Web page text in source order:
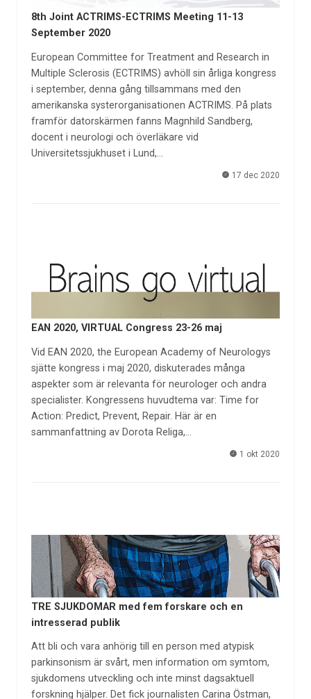
8th Joint ACTRIMS-ECTRIMS Meeting 11-13
September 2020
European Committee for Treatment and Research in
Multiple Sclerosis (ECTRIMS) avhöll sin årliga kongress
i september, denna gång tillsammans med den
amerikanska systerorganisationen ACTRIMS. På plats
framför datorskärmen fanns Magnhild Sandberg,
docent i neurologi och överläkare vid
Universitetssjukhuset i Lund,…
17 dec 2020
EAN 2020, VIRTUAL Congress 23-26 maj
Vid EAN 2020, the European Academy of Neurologys
sjätte kongress i maj 2020, diskuterades många
aspekter som är relevanta för neurologer och andra
specialister. Kongressens huvudtema var: Time for
Action: Predict, Prevent, Repair. Här är en
sammanfattning av Dorota Religa,…
1 okt 2020
TRE SJUKDOMAR med fem forskare och en
intresserad publik
Att bli och vara anhörig till en person med atypisk
parkinsonism är svårt, men information om symtom,
sjukdomens utveckling och inte minst dagsaktuell
forskning hjälper. Det fick journalisten Carina Östman,